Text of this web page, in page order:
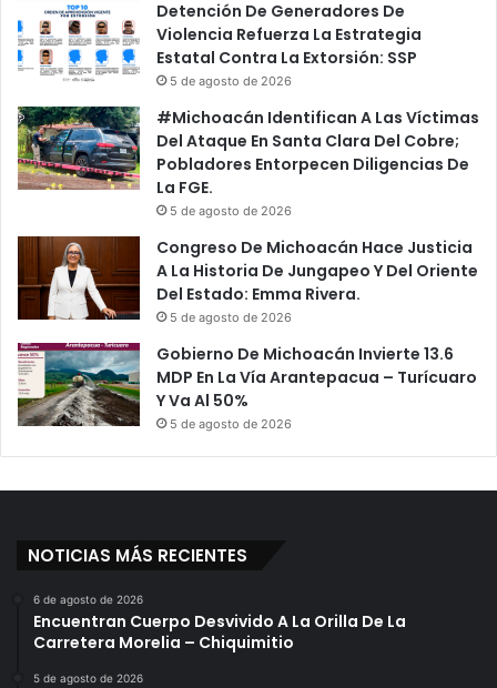
Detención De Generadores De
Violencia Refuerza La Estrategia
Estatal Contra La Extorsión: SSP
5 de agosto de 2026
#Michoacán Identifican A Las Víctimas
Del Ataque En Santa Clara Del Cobre;
Pobladores Entorpecen Diligencias De
La FGE.
5 de agosto de 2026
Congreso De Michoacán Hace Justicia
A La Historia De Jungapeo Y Del Oriente
Del Estado: Emma Rivera.
5 de agosto de 2026
Gobierno De Michoacán Invierte 13.6
MDP En La Vía Arantepacua – Turícuaro
Y Va Al 50%
5 de agosto de 2026
NOTICIAS MÁS RECIENTES
6 de agosto de 2026
Encuentran Cuerpo Desvivido A La Orilla De La
Carretera Morelia – Chiquimitio
5 de agosto de 2026